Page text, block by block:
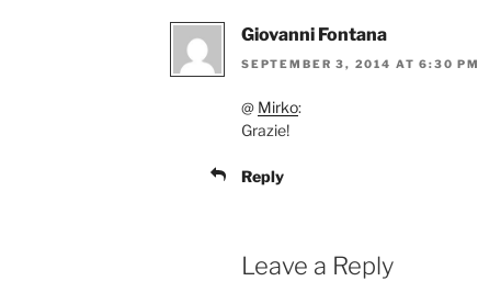
Giovanni Fontana
SEPTEMBER 3, 2014 AT 6:30 PM
@ Mirko:
Grazie!
Reply
Leave a Reply